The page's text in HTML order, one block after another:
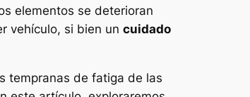
elementos se deterioran
vehículo, si bien un cuidado
tempranas de fatiga de las